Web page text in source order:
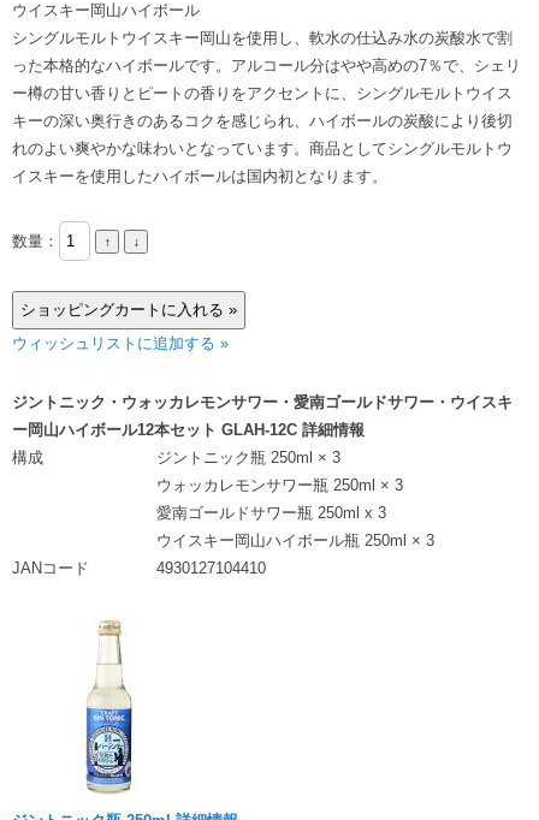
ウイスキー岡山ハイボール
シングルモルトウイスキー岡山を使用し、軟水の仕込み水の炭酸水で割
った本格的なハイボールです。アルコール分はやや高めの7％で、シェリ
ー樽の甘い香りとピートの香りをアクセントに、シングルモルトウイス
キーの深い奥行きのあるコクを感じられ、ハイボールの炭酸により後切
れのよい爽やかな味わいとなっています。商品としてシングルモルトウ
イスキーを使用したハイボールは国内初となります。
数量：
ウィッシュリストに追加する »
ジントニック・ウォッカレモンサワー・愛南ゴールドサワー・ウイスキ
ー岡山ハイボール12本セット GLAH-12C 詳細情報
構成
ジントニック瓶 250ml × 3
ウォッカレモンサワー瓶 250ml × 3
愛南ゴールドサワー瓶 250ml x 3
ウイスキー岡山ハイボール瓶 250ml × 3
JANコード
4930127104410